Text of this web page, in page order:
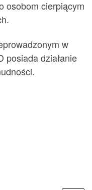
osobom cierpiącym
w
posiada działanie